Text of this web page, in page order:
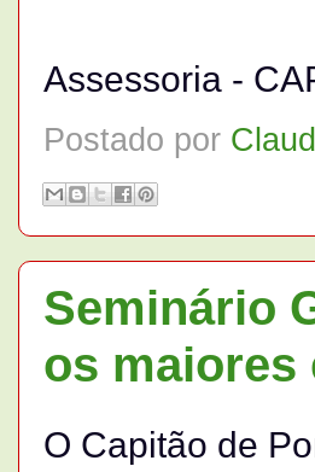
Assessoria -
Postado por
Seminário
os maiores
O Capitão de